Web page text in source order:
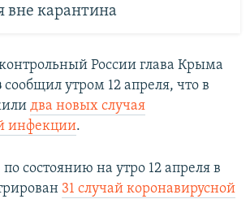
вне карантина
России глава Крыма
сообщил утром 12 апреля, что в
два новых случая
инфекции.
состоянию на утро 12 апреля в
31 случай коронавирусной